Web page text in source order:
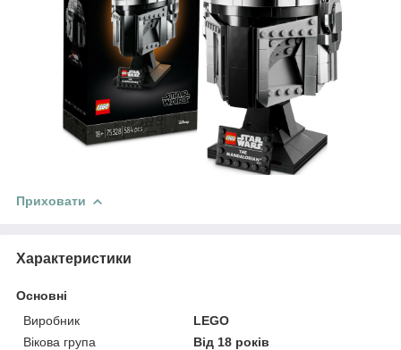
Приховати
Характеристики
Основні
Виробник
LEGO
Вікова група
Від 18 років